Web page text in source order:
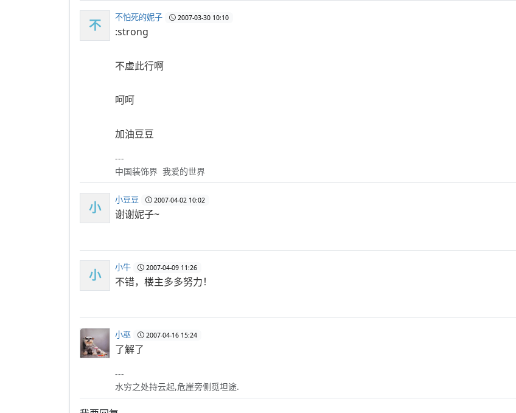
不 不怕死的妮子 2007-03-30 10:10
:strong
不虚此行啊
呵呵
加油豆豆
---
中国装饰界 我爱的世界
小 小豆豆 2007-04-02 10:02
谢谢妮子~
小 小牛 2007-04-09 11:26
不错，楼主多多努力！
小巫 2007-04-16 15:24
了解了
---
水穷之处持云起,危崖旁侧觅坦途.